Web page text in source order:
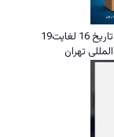
بیست و ششمین نمایشگاه بین المللی لوازم خانگی از تاریخ 16 لغایت19